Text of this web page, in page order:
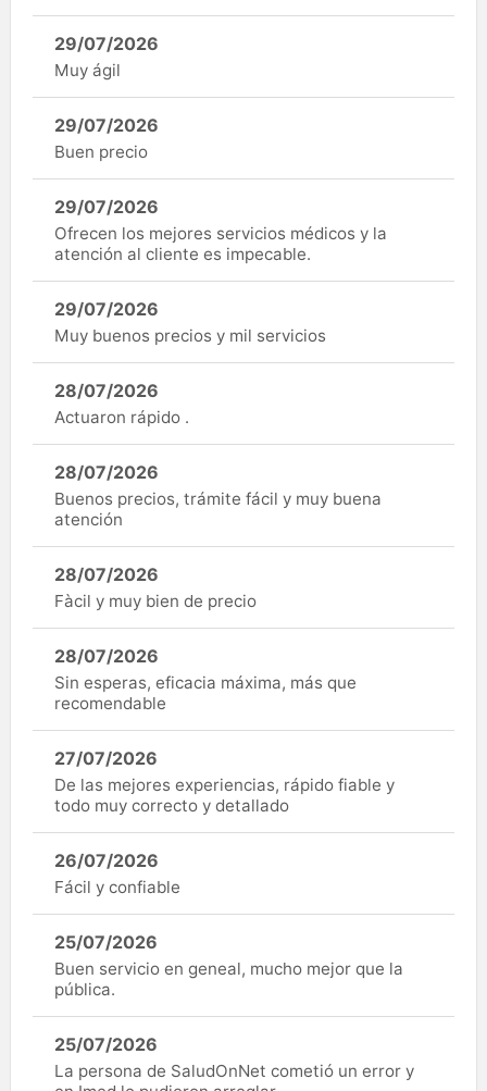
29/07/2026
Muy ágil
29/07/2026
Buen precio
29/07/2026
Ofrecen los mejores servicios médicos y la
atención al cliente es impecable.
29/07/2026
Muy buenos precios y mil servicios
28/07/2026
Actuaron rápido .
28/07/2026
Buenos precios, trámite fácil y muy buena
atención
28/07/2026
Fàcil y muy bien de precio
28/07/2026
Sin esperas, eficacia máxima, más que
recomendable
27/07/2026
De las mejores experiencias, rápido fiable y
todo muy correcto y detallado
26/07/2026
Fácil y confiable
25/07/2026
Buen servicio en geneal, mucho mejor que la
pública.
25/07/2026
La persona de SaludOnNet cometió un error y